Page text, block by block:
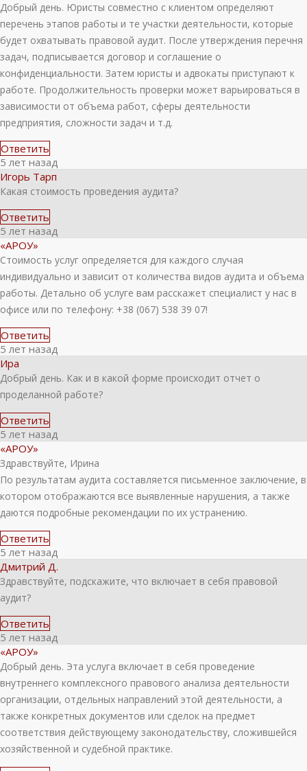
Добрый день. Юристы совместно с клиентом определяют
перечень этапов работы и те участки деятельности, которые
будет охватывать правовой аудит. После утверждения перечня
задач, подписывается договор и соглашение о
конфиденциальности. Затем юристы и адвокаты приступают к
работе. Продолжительность проверки может варьироваться в
зависимости от объема работ, сферы деятельности
предприятия, сложности задач и т.д.
Ответить
5 лет назад
Игорь Тарп
Какая стоимость проведения аудита?
Ответить
5 лет назад
«АРОУ»
Стоимость услуг определяется для каждого случая
индивидуально и зависит от количества видов аудита и объема
работы. Детально об услуге вам расскажет специалист у нас в
офисе или по телефону: +38 (067) 538 39 07!
Ответить
5 лет назад
Ира
Добрый день. Как и в какой форме происходит отчет о
проделанной работе?
Ответить
5 лет назад
«АРОУ»
Здравствуйте, Ирина
По результатам аудита составляется письменное заключение, в
котором отображаются все выявленные нарушения, а также
даются подробные рекомендации по их устранению.
Ответить
5 лет назад
Дмитрий Д.
Здравствуйте, подскажите, что включает в себя правовой
аудит?
Ответить
5 лет назад
«АРОУ»
Добрый день. Эта услуга включает в себя проведение
внутреннего комплексного правового анализа деятельности
организации, отдельных направлений этой деятельности, а
также конкретных документов или сделок на предмет
соответствия действующему законодательству, сложившейся
хозяйственной и судебной практике.